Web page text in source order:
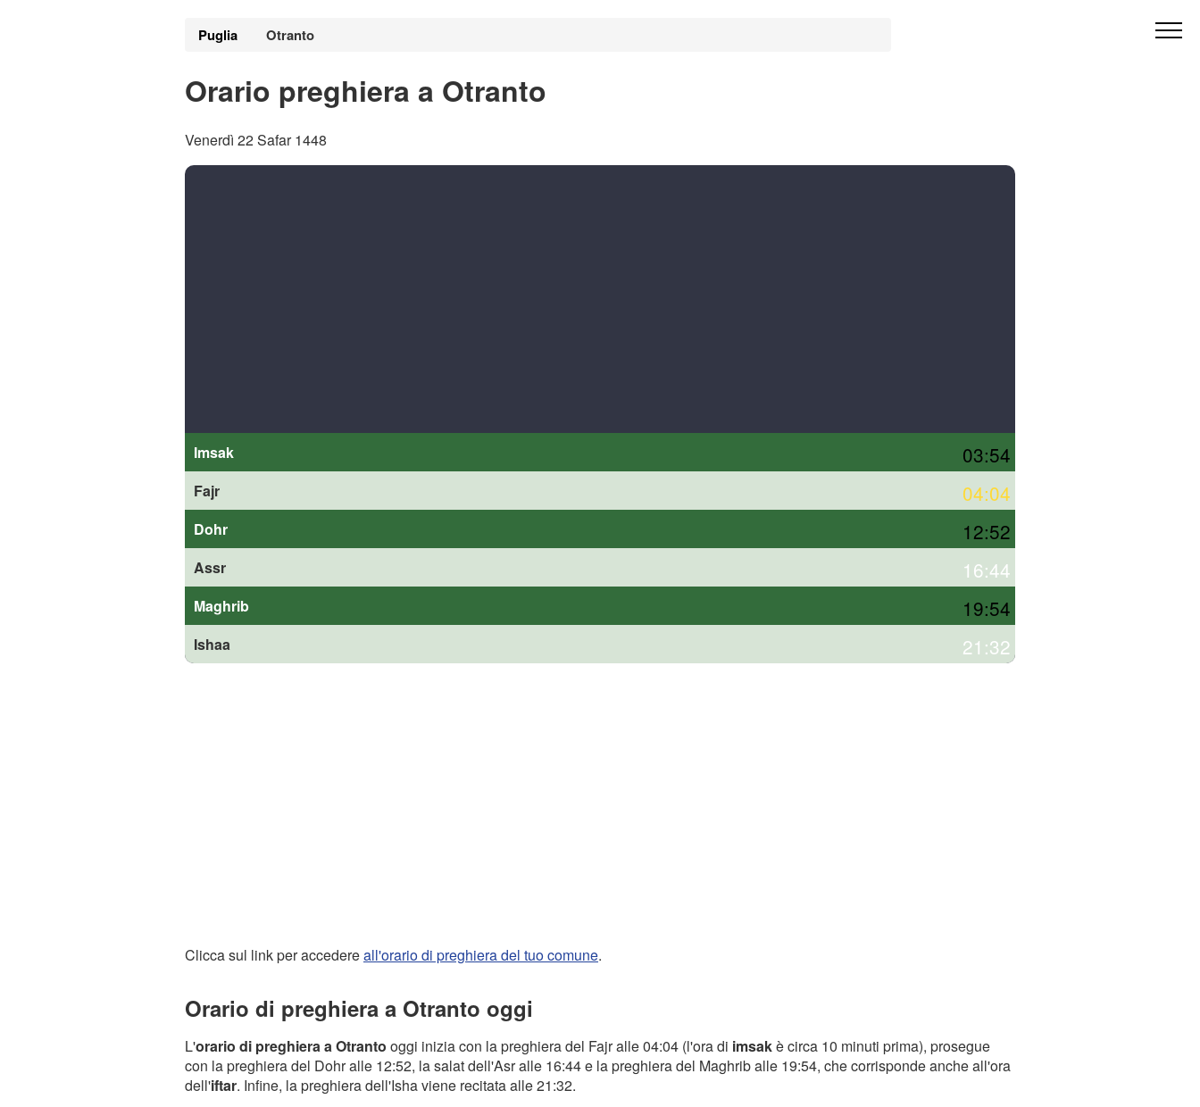
Puglia Otranto
Orario preghiera a Otranto
Venerdì 22 Safar 1448
Imsak 03:54
Fajr 04:04
Dohr 12:52
Assr 16:44
Maghrib 19:54
Ishaa 21:32
Clicca sul link per accedereall'orario di preghiera del tuo comune.
Orario di preghiera a Otranto oggi
L'orario di preghiera a Otranto oggi inizia con la preghiera del Fajr alle 04:04 (l'ora di imsakè circa 10 minuti prima), prosegue
con la preghiera del Dohr alle 12:52, la salat dell'Asr alle 16:44 e la preghiera del Maghrib alle 19:54, che corrisponde anche all'ora
dell'iftar. Infine, la preghiera dell'Isha viene recitata alle 21:32.